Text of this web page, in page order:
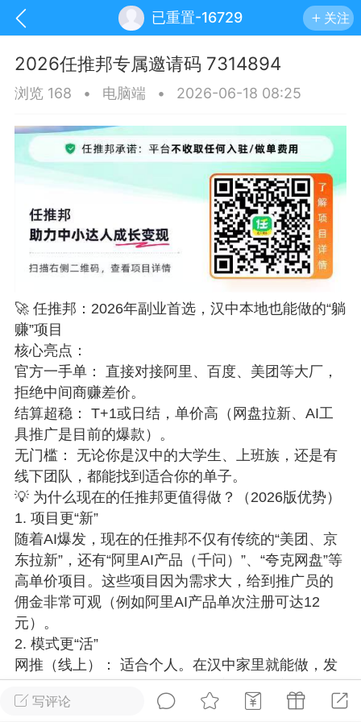
已重置-16729 关注
手机 系统 网站
游戏 兴趣 美图
问答 闲谈 官方
任务 排行 历史
网络
VIP 7
29 21:24
电脑端 Surface Laptop Go 2
Laptop Go 2镜像
网盘下载
Laptop Go 2 i5/8/128 – Windows
写评论
2026任推邦专属邀请码 7314894
浏览 168 • 电脑端 • 2026-06-18 08:25
🚀 任推邦：2026年副业首选，汉中本地也能做的“躺
赚”项目
核心亮点：
官方一手单： 直接对接阿里、百度、美团等大厂，
拒绝中间商赚差价。
结算超稳： T+1或日结，单价高（网盘拉新、AI工
具推广是目前的爆款）。
无门槛： 无论你是汉中的大学生、上班族，还是有
线下团队，都能找到适合你的单子。
💡 为什么现在的任推邦更值得做？（2026版优势）
1. 项目更“新”
随着AI爆发，现在的任推邦不仅有传统的“美团、京
东拉新”，还有“阿里AI产品（千问）”、“夸克网盘”等
高单价项目。这些项目因为需求大，给到推广员的
佣金非常可观（例如阿里AI产品单次注册可达12
元）。
2. 模式更“活”
网推（线上）： 适合个人。在汉中家里就能做，发
地推（线下）： 适合有资源的团队。汉中的高校、